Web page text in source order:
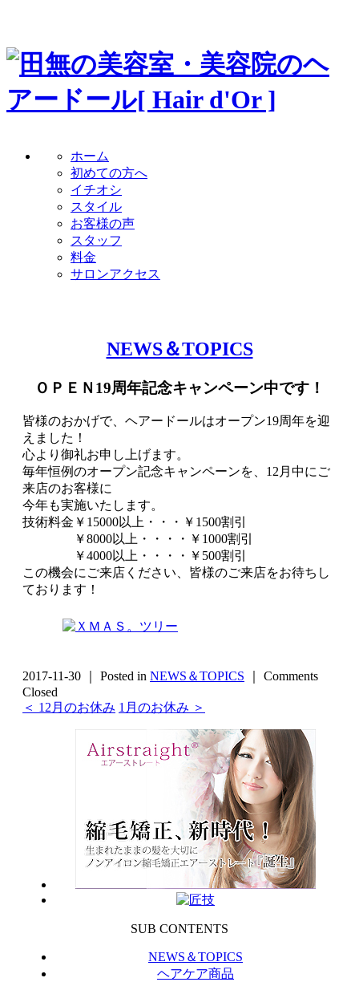
ホーム
初めての方へ
イチオシ
スタイル
お客様の声
スタッフ
料金
サロンアクセス
NEWS＆TOPICS
ＯＰＥＮ19周年記念キャンペーン中です！
皆様のおかげで、ヘアードールはオープン19周年を迎
えました！
心より御礼お申し上げます。
毎年恒例のオープン記念キャンペーンを、12月中にご
来店のお客様に
今年も実施いたします。
技術料金￥15000以上・・・￥1500割引
￥8000以上・・・・￥1000割引
￥4000以上・・・・￥500割引
この機会にご来店ください、皆様のご来店をお待ちし
ております！
2017-11-30 ｜ Posted in NEWS＆TOPICS
Comments
Closed
＜ 12月のお休み 1月のお休み ＞
SUB CONTENTS
NEWS＆TOPICS
ヘアケア商品